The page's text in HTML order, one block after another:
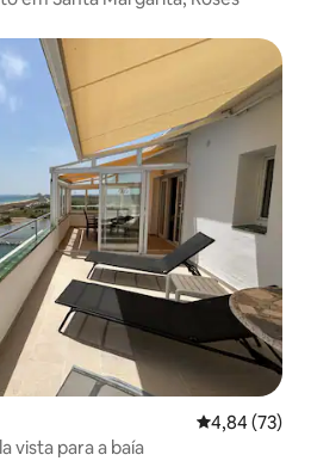
4,84 de uma
4,84 (73)
vista para a baía